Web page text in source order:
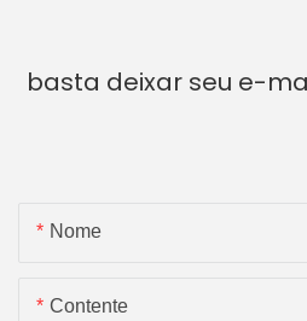
basta deixar seu e-
Nome
Contente